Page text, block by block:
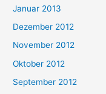
Januar 2013
Dezember 2012
November 2012
Oktober 2012
September 2012